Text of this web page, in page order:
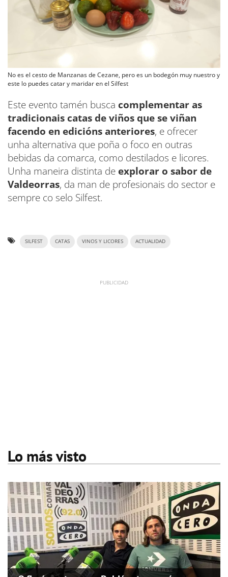
No es el cesto de Manzanas de Cezane, pero es un bodegón muy nuestro y
este lo puedes catar y maridar en el Silfest
Este evento tamén busca complementar as
tradicionais catas de viños que se viñan
facendo en edicións anteriores, e ofrecer
unha alternativa que poña o foco en outras
bebidas da comarca, como destilados e licores.
Unha maneira distinta de explorar o sabor de
Valdeorras, da man de profesionais do sector e
sempre co selo Silfest.
SILFEST CATAS VINOS Y LICORES ACTUALIDAD
Lo más visto